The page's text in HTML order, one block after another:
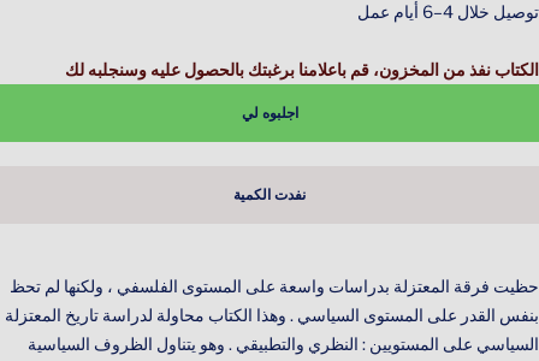
توصيل خلال 4–6 أيام عمل
الكتاب نفذ من المخزون، قم باعلامنا برغبتك بالحصول عليه وسنجلبه لك
اجلبوه لي
نفدت الكمية
حظيت فرقة المعتزلة بدراسات واسعة على المستوى الفلسفي ، ولكنها لم تحظ
بنفس القدر على المستوى السياسي . وهذا الكتاب محاولة لدراسة تاريخ المعتزلة
السياسي على المستويين : النظري والتطبيقي . وهو يتناول الظروف السياسية